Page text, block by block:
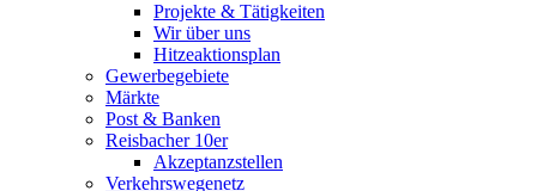
Projekte & Tätigkeiten
Wir über uns
Hitzeaktionsplan
Gewerbegebiete
Märkte
Post & Banken
Reisbacher 10er
Akzeptanzstellen
Verkehrswegenetz